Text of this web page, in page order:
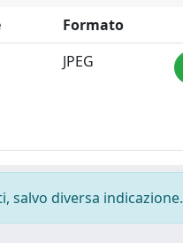
Formato
JPEG
salvo diversa indicazione.